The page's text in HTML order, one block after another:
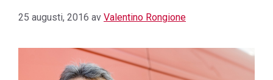
25 augusti, 2016 av Valentino Rongione